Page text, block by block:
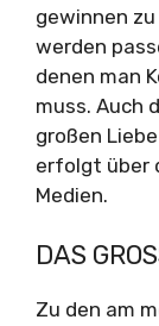
gewinnen
werden
denen man
muss. Auch
großen
erfolgt über
Medien.
DAS
Zu den am